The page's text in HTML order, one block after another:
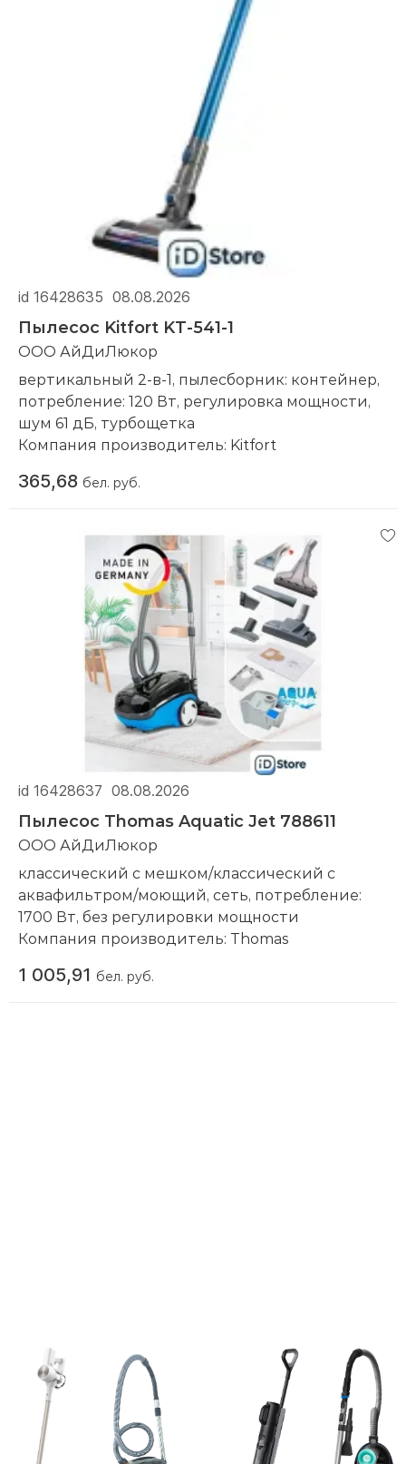
id 16428635 08.08.2026
Пылесос Kitfort KT-541-1
ООО АйДиЛюкор
вертикальный 2-в-1, пылесборник: контейнер,
потребление: 120 Вт, регулировка мощности,
шум 61 дБ, турбощетка
Компания производитель: Kitfort
365,68 бел. руб.
id 16428637 08.08.2026
Пылесос Thomas Aquatic Jet 788611
ООО АйДиЛюкор
классический с мешком/классический с
аквафильтром/моющий, сеть, потребление:
1700 Вт, без регулировки мощности
Компания производитель: Thomas
1 005,91 бел. руб.